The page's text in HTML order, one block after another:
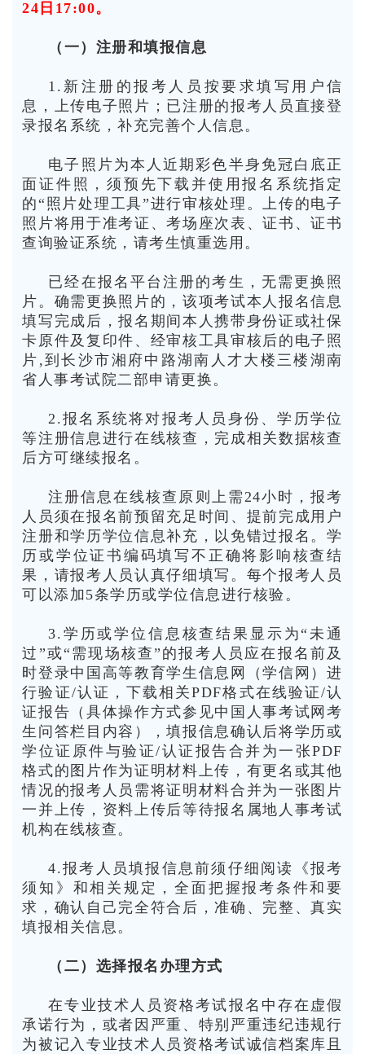
24日17:00。
（一）注册和填报信息
1.新注册的报考人员按要求填写用户信
息，上传电子照片；已注册的报考人员直接登
录报名系统，补充完善个人信息。
电子照片为本人近期彩色半身免冠白底正
面证件照，须预先下载并使用报名系统指定
的“照片处理工具”进行审核处理。上传的电子
照片将用于准考证、考场座次表、证书、证书
查询验证系统，请考生慎重选用。
已经在报名平台注册的考生，无需更换照
片。确需更换照片的，该项考试本人报名信息
填写完成后，报名期间本人携带身份证或社保
卡原件及复印件、经审核工具审核后的电子照
片,到长沙市湘府中路湖南人才大楼三楼湖南
省人事考试院二部申请更换。
2.报名系统将对报考人员身份、学历学位
等注册信息进行在线核查，完成相关数据核查
后方可继续报名。
注册信息在线核查原则上需24小时，报考
人员须在报名前预留充足时间、提前完成用户
注册和学历学位信息补充，以免错过报名。学
历或学位证书编码填写不正确将影响核查结
果，请报考人员认真仔细填写。每个报考人员
可以添加5条学历或学位信息进行核验。
3.学历或学位信息核查结果显示为“未通
过”或“需现场核查”的报考人员应在报名前及
时登录中国高等教育学生信息网（学信网）进
行验证/认证，下载相关PDF格式在线验证/认
证报告（具体操作方式参见中国人事考试网考
生问答栏目内容），填报信息确认后将学历或
学位证原件与验证/认证报告合并为一张PDF
格式的图片作为证明材料上传，有更名或其他
情况的报考人员需将证明材料合并为一张图片
一并上传，资料上传后等待报名属地人事考试
机构在线核查。
4.报考人员填报信息前须仔细阅读《报考
须知》和相关规定，全面把握报考条件和要
求，确认自己完全符合后，准确、完整、真实
填报相关信息。
（二）选择报名办理方式
在专业技术人员资格考试报名中存在虚假
承诺行为，或者因严重、特别严重违纪违规行
为被记入专业技术人员资格考试诚信档案库且